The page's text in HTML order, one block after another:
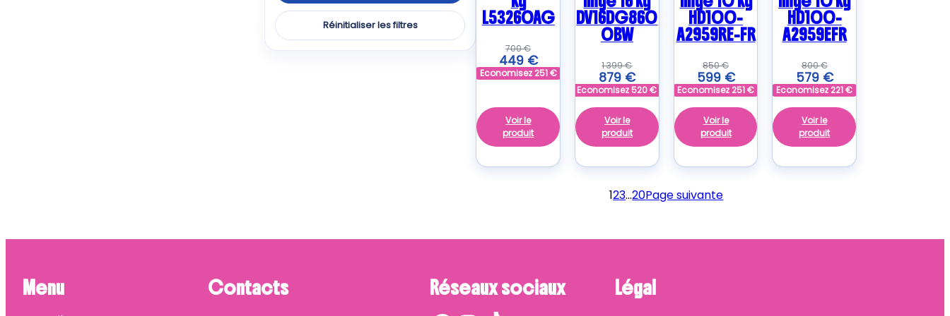
5 produits
Réinitialiser les filtres
L53260AG
700€
449 €
Economisez251€
Voir le
produit
DV16DG860
0BW
1 399€
879 €
Economisez520€
Voir le
produit
HD100-
A2959RE-FR
850€
599 €
Economisez251€
Voir le
produit
HD100-
A2959EFR
800€
579 €
Economisez221€
Voir le
produit
123…20Page suivante
Menu Contacts Réseaux sociaux Légal